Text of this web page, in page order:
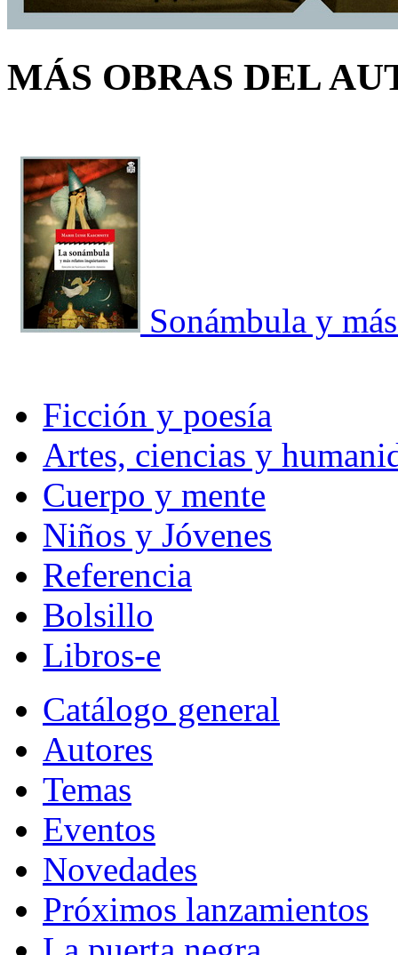
MÁS OBRAS DEL
Sonámbula y
Ficción y poesía
Artes, ciencias y
Cuerpo y mente
Niños y Jóvenes
Referencia
Bolsillo
Libros-e
Catálogo general
Autores
Temas
Eventos
Novedades
Próximos lanzamientos